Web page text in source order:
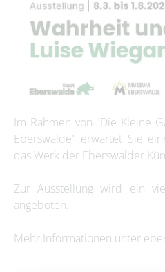
Im Rahmen von "Die Kleine
Eberswalde" erwartet Sie
das Werk der Eberswalder
Zur Ausstellung wird ein
angeboten.
Mehr Informationen unter